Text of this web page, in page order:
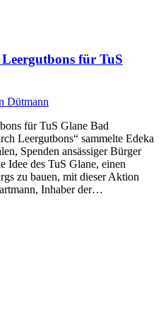
für TuS
Dütmann
für TuS Glane Bad
Leergutbons“ sammelte Edeka
Spenden ansässiger Bürger
Idee des TuS Glane, einen
zu bauen, mit dieser Aktion
Inhaber der…